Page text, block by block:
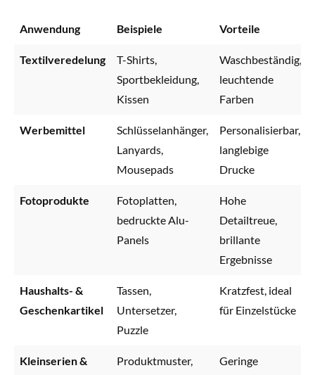
Anwendung Beispiele Vorteile
Textilveredelung
T-Shirts,
Sportbekleidung,
Kissen
Waschbeständig,
leuchtende
Farben
Werbemittel
Schlüsselanhänger,
Lanyards,
Mousepads
Personalisierbar,
langlebige
Drucke
Fotoprodukte
Fotoplatten,
bedruckte Alu-
Panels
Hohe
Detailtreue,
brillante
Ergebnisse
Haushalts- &
Geschenkartikel
Tassen,
Untersetzer,
Puzzle
Kratzfest, ideal
für Einzelstücke
Kleinserien &
Produktmuster,
Geringe